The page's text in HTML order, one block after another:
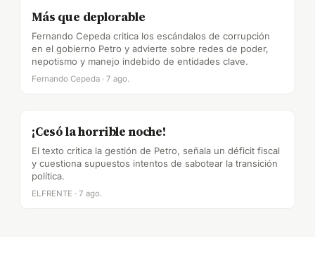
Más que deplorable
Fernando Cepeda critica los escándalos de corrupción
en el gobierno Petro y advierte sobre redes de poder,
nepotismo y manejo indebido de entidades clave.
Fernando Cepeda · 7 ago.
¡Cesó la horrible noche!
El texto critica la gestión de Petro, señala un déficit fiscal
y cuestiona supuestos intentos de sabotear la transición
política.
ELFRENTE · 7 ago.